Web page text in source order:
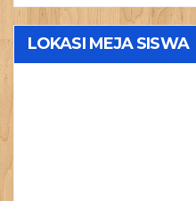
Produk
LOKASI MEJA SISWA